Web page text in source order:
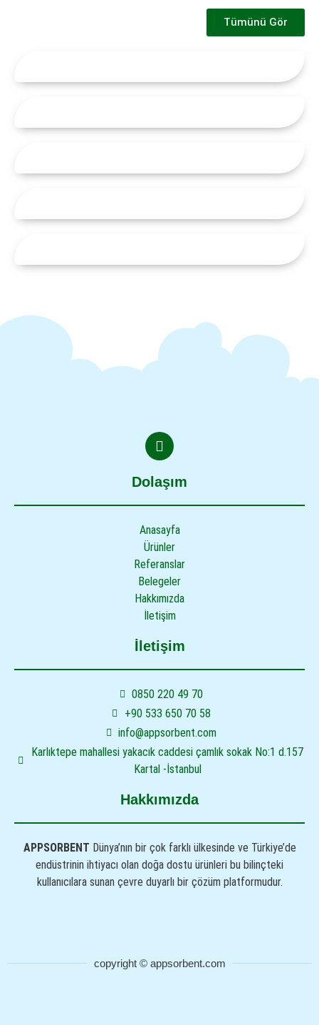
Tümünü Gör
Dolaşım
Anasayfa
Ürünler
Referanslar
Belegeler
Hakkımızda
İletişim
İletişim
0850 220 49 70
+90 533 650 70 58
info@appsorbent.com
Karlıktepe mahallesi yakacık caddesi çamlık sokak No:1 d.157
Kartal -İstanbul
Hakkımızda
APPSORBENT Dünya’nın bir çok farklı ülkesinde ve Türkiye’de
endüstrinin ihtiyacı olan doğa dostu ürünleri bu bilinçteki
kullanıcılara sunan çevre duyarlı bir çözüm platformudur.
copyright © appsorbent.com